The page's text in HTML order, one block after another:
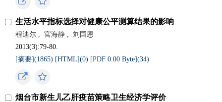
生活水平指标选择对健康公平测算结果的影响
程迪尔 , 官海静 ,
刘国恩
2013(3):79-80.
[摘要](1865) [HTML](0) [PDF 0.00 Byte](34)
烟台市新生儿乙肝疫苗策略卫生经济学评价